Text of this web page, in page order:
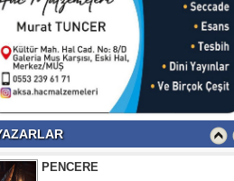
KAİNAT BİR KİTAB VE DOĞAYI
KORUMAK BİZE EMANETTİR !!!
PENCERE
MERHAMETTEN Mİ MARAZ
YOKSA NANKÖRDEN Mİ İSYAN?
Av. Vatan Söylemez